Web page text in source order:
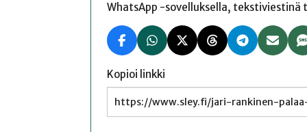
WhatsApp -sovelluksella,
Kopioi linkki